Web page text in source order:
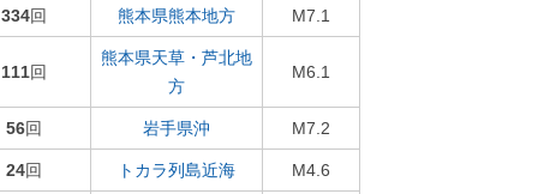
334回 熊本県熊本地方 M7.1
111回
熊本県天草・芦北地
方
M6.1
56回 岩手県沖 M7.2
24回 トカラ列島近海 M4.6